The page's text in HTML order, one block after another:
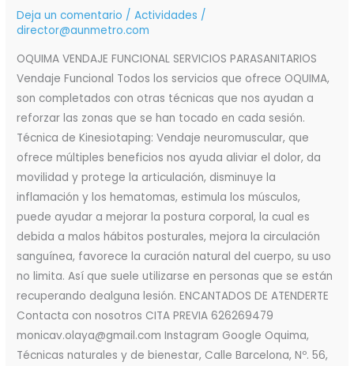
Deja un comentario /Actividades /
director@aunmetro.com
OQUIMA VENDAJE FUNCIONAL SERVICIOS PARASANITARIOS
Vendaje Funcional Todos los servicios que ofrece OQUIMA,
son completados con otras técnicas que nos ayudan a
reforzar las zonas que se han tocado en cada sesión.
Técnica de Kinesiotaping: Vendaje neuromuscular, que
ofrece múltiples beneficios nos ayuda aliviar el dolor, da
movilidad y protege la articulación, disminuye la
inflamación y los hematomas, estimula los músculos,
puede ayudar a mejorar la postura corporal, la cual es
debida a malos hábitos posturales, mejora la circulación
sanguínea, favorece la curación natural del cuerpo, su uso
no limita. Así que suele utilizarse en personas que se están
recuperando dealguna lesión. ENCANTADOS DE ATENDERTE
Contacta con nosotros CITA PREVIA 626269479
monicav.olaya@gmail.com Instagram Google Oquima,
Técnicas naturales y de bienestar, Calle Barcelona, Nº. 56,